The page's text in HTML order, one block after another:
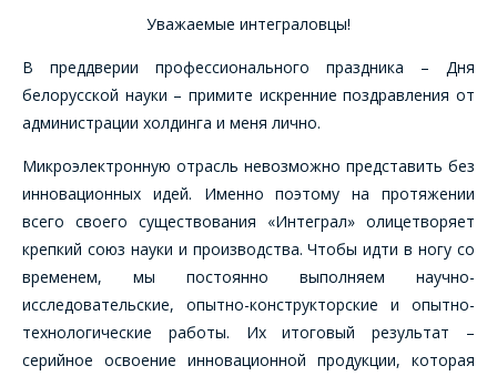
Уважаемые интеграловцы!
В преддверии профессионального праздника – Дня
белорусской науки – примите искренние поздравления от
администрации холдинга и меня лично.
Микроэлектронную отрасль невозможно представить без
инновационных идей. Именно поэтому на протяжении
всего своего существования «Интеграл» олицетворяет
крепкий союз науки и производства. Чтобы идти в ногу со
временем, мы постоянно выполняем научно-
исследовательские, опытно-конструкторские и опытно-
технологические работы. Их итоговый результат –
серийное освоение инновационной продукции, которая
ОФОРМИТЬ ЗАКАЗ